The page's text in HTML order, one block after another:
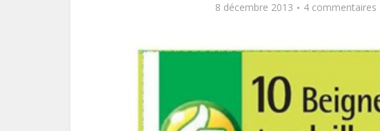
8 décembre 2013 4 commentaires